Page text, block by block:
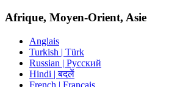
Afrique, Moyen-Orient, Asie
Anglais
Turkish | Türk
Russian | Русский
Hindi | बदलें
French | Français